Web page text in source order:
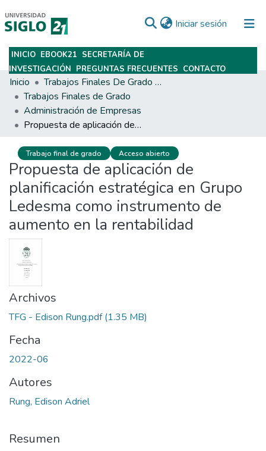
Iniciar sesión (current)
Subir
INICIO EBOOK21 SECRETARÍA DE
INVESTIGACIÓN PREGUNTAS FRECUENTES CONTACTO
Inicio
Trabajos Finales De Grado Y Posgrado
Trabajos Finales de Grado
Administración de Empresas
Propuesta de aplicación de planificación estratégica en Grupo Ledesma como instrumento de aumento en la rentabilidad
Trabajo final de grado Acceso abierto
Propuesta de aplicación de
planificación estratégica en Grupo
Ledesma como instrumento de
aumento en la rentabilidad
Archivos
TFG - Edison Rung.pdf(1.35 MB)
Fecha
2022-06
Autores
Rung, Edison Adriel
Resumen